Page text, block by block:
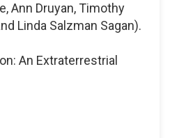
Ann Druyan, Timothy
Linda Salzman Sagan).
An Extraterrestrial